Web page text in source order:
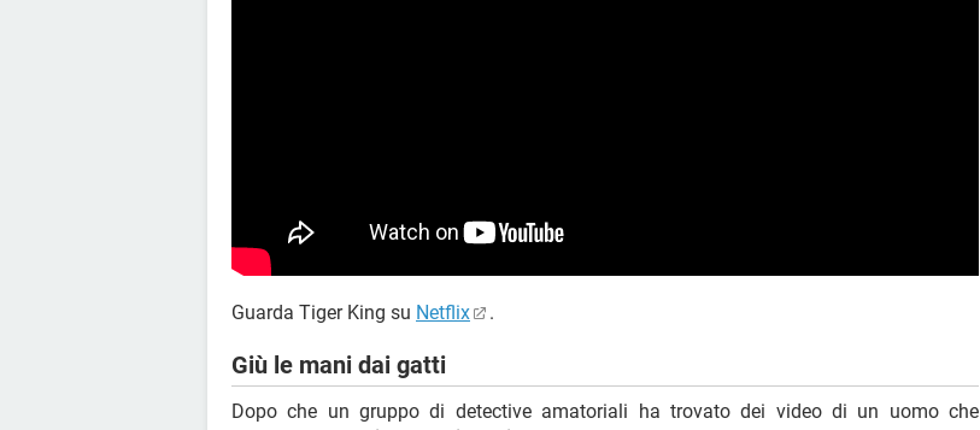
Guarda Tiger King su Netflix .
Giù le mani dai gatti
Dopo che un gruppo di detective amatoriali ha trovato dei video di un uomo che